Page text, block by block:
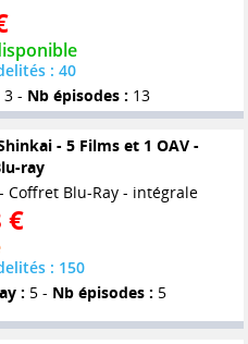
: 40
3 - Nb épisodes : 13
- 5 Films et 1 OAV -
ray
Coffret Blu-Ray - intégrale
€
: 150
: 5 - Nb épisodes : 5